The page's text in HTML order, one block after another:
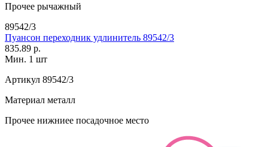
Прочее рычажный
89542/3
Пуансон переходник удлинитель 89542/3
835.89 р.
Мин. 1 шт
Артикул 89542/3
Материал металл
Прочее нижниее посадочное место